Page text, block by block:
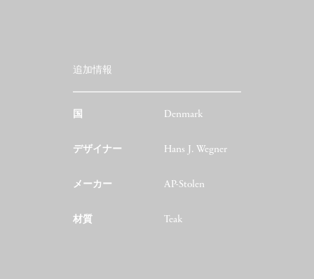
追加情報
国 Denmark
デザイナー Hans J. Wegner
メーカー AP-Stolen
材質 Teak